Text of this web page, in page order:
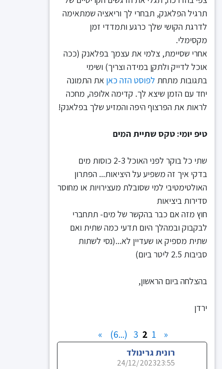
תרגיל הפלאנק, תבחרי לך וריאציה שמתאימה
לדרגת הקושי שלך כרגע ותמדדי זמן
מקסימלי.
אחרי שסיימת, צלמי את עצמך בפלאנק (ככה
אוכל לדייק ולתקן במידה וצריך) ושימי
בתגובות מתחת לפוסט הזה כאן את התמונה
יחד עם הזמן שיצא לך. קדימה אלופה, מחכה
לראות את הפרצוף היפה והמזיע שלך בפלאנק!
טיפ יומי: טקס שתיית המים
שתי כל בוקר לפני האוכל 2-3 כוסות מים
בדקי איך זה משפיע על היציאות... הפתרון
האולטימטיבי למי שסובלת מעצירויות או מחוסר
סדירות ביציאות
חוץ מזה אם כבר בהקשר של מים- תתחברי
לבקבוק ובמהלך היום תדעי כמה שתית ואם
שתית מספיק או שעדיין לא...(נסי לשתות
סביבות 2.5 ליטר ביום)
בהצלחה ביום הראשון,
ירדן
«
1
2
3
(...6)
»
רונית גרינולד
23:55
24/12/2023